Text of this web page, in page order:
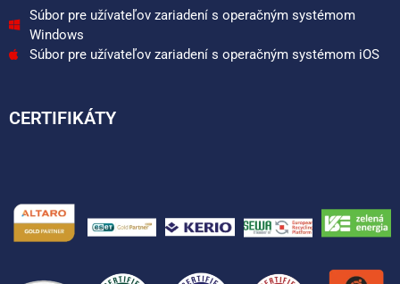
Súbor pre užívateľov zariadení s operačným systémom
Windows
Súbor pre užívateľov zariadení s operačným systémom iOS
CERTIFIKÁTY